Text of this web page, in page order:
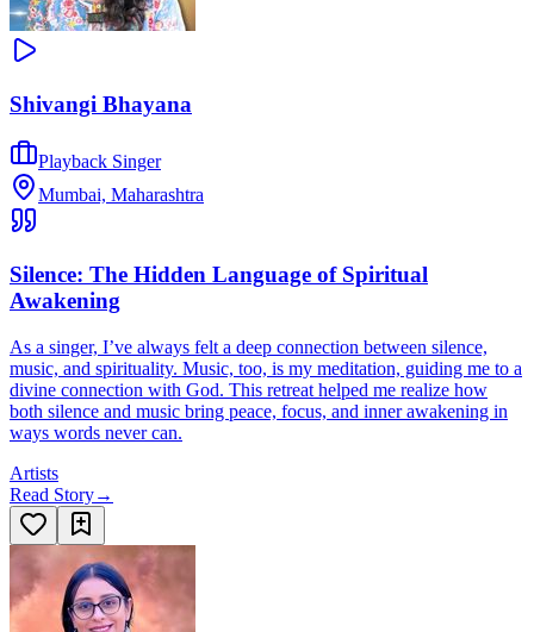
Shivangi Bhayana
Playback Singer
Mumbai, Maharashtra
Silence: The Hidden Language of Spiritual
Awakening
As a singer, I’ve always felt a deep connection between silence,
music, and spirituality. Music, too, is my meditation, guiding me to a
divine connection with God. This retreat helped me realize how
both silence and music bring peace, focus, and inner awakening in
ways words never can.
Artists
Read Story→